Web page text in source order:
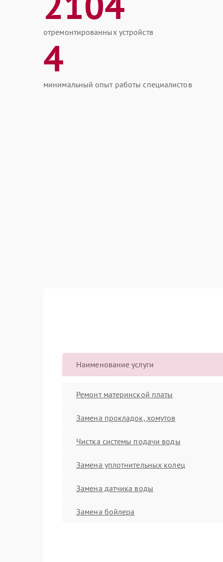
отремонтированных устройств
4
минимальный опыт работы специалистов
Наименование услуги
Ремонт материнской платы
Замена прокладок, хомутов
Чистка системы подачи воды
Замена уплотнительных колец
Замена датчика воды
Замена бойлера